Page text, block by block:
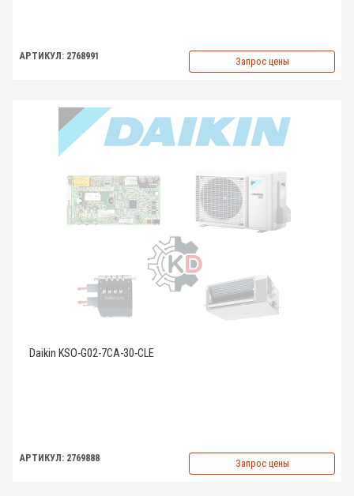
АРТИКУЛ: 2768991 Запрос цены
Daikin KSO-G02-7CA-30-CLE
АРТИКУЛ: 2769888 Запрос цены